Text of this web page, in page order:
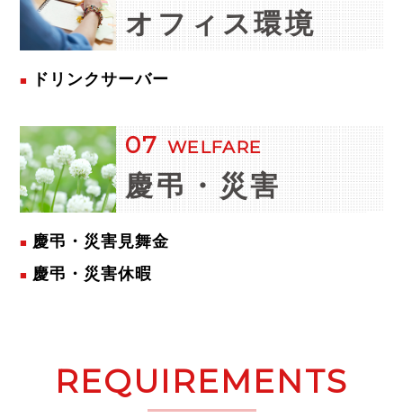
オフィス環境
ドリンクサーバー
07 WELFARE
慶弔・災害
慶弔・災害見舞金
慶弔・災害休暇
REQUIREMENTS